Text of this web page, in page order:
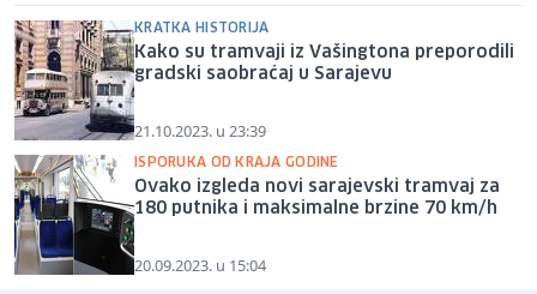
KRATKA HISTORIJA
Kako su tramvaji iz Vašingtona preporodili
gradski saobraćaj u Sarajevu
21.10.2023. u 23:39
ISPORUKA OD KRAJA GODINE
Ovako izgleda novi sarajevski tramvaj za
180 putnika i maksimalne brzine 70 km/h
20.09.2023. u 15:04